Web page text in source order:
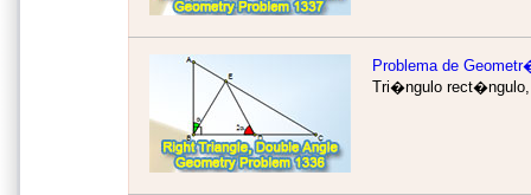
Problema de
Tri�ngulo rect�ngulo,